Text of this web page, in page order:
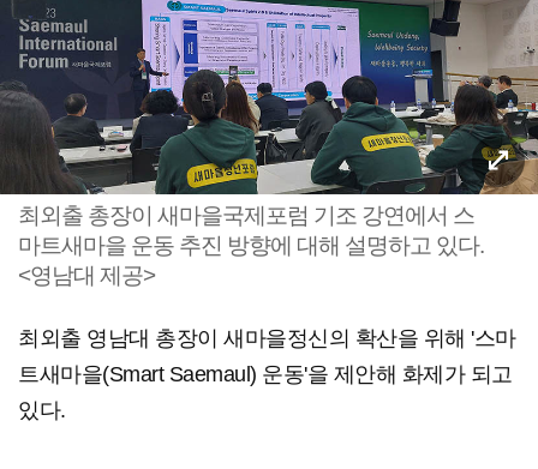
최외출 총장이 새마을국제포럼 기조 강연에서 스
마트새마을 운동 추진 방향에 대해 설명하고 있다.
<영남대 제공>
최외출 영남대 총장이 새마을정신의 확산을 위해 '스마
트새마을(Smart Saemaul) 운동'을 제안해 화제가 되고
있다.